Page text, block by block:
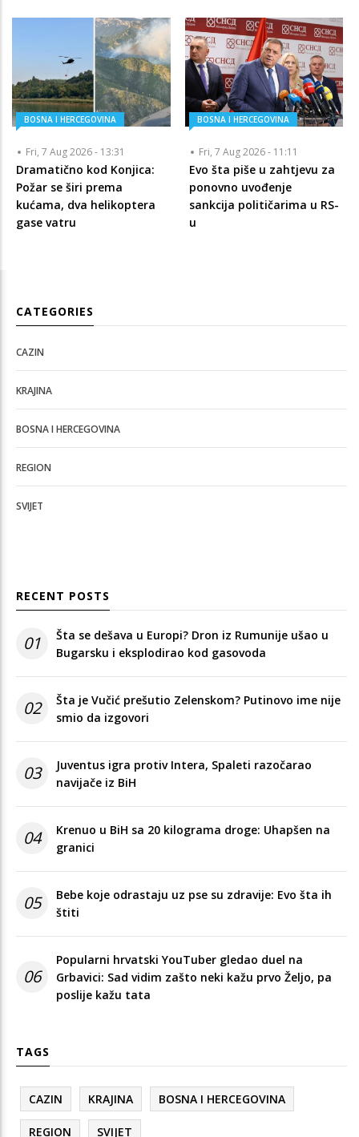
BOSNA I HERCEGOVINA
Fri, 7 Aug 2026 - 13:31
Dramatično kod Konjica:
Požar se širi prema
kućama, dva helikoptera
gase vatru
BOSNA I HERCEGOVINA
Fri, 7 Aug 2026 - 11:11
Evo šta piše u zahtjevu za
ponovno uvođenje
sankcija političarima u RS-
u
CATEGORIES
CAZIN
KRAJINA
BOSNA I HERCEGOVINA
REGION
SVIJET
RECENT POSTS
01
Šta se dešava u Europi? Dron iz Rumunije ušao u
Bugarsku i eksplodirao kod gasovoda
02
Šta je Vučić prešutio Zelenskom? Putinovo ime nije
smio da izgovori
03
Juventus igra protiv Intera, Spaleti razočarao
navijače iz BiH
04
Krenuo u BiH sa 20 kilograma droge: Uhapšen na
granici
05
Bebe koje odrastaju uz pse su zdravije: Evo šta ih
štiti
06
Popularni hrvatski YouTuber gledao duel na
Grbavici: Sad vidim zašto neki kažu prvo Željo, pa
poslije kažu tata
TAGS
CAZIN KRAJINA BOSNA I HERCEGOVINA
REGION SVIJET